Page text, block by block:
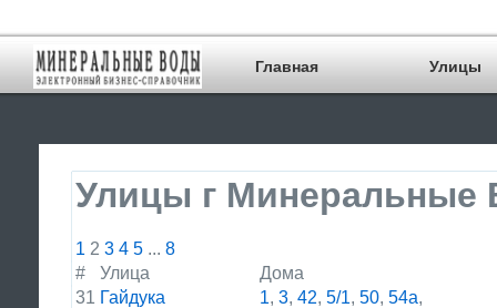
Главная Улицы
Улицы г Минеральные
1 2 3 4 5 ... 8
#
Улица
Дома
31 Гайдука 1, 3, 42, 5/1, 50, 54а,